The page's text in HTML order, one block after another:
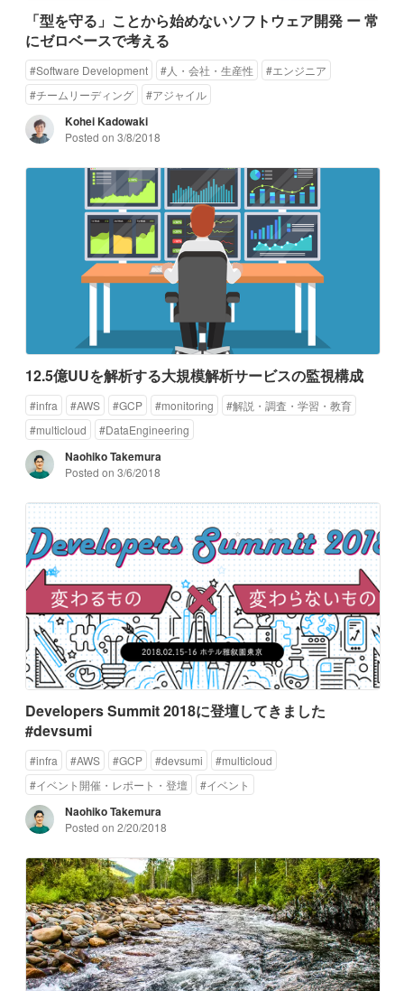
「型を守る」ことから始めないソフトウェア開発 ー 常
にゼロベースで考える
#Software Development #人・会社・生産性 #エンジニア
#チームリーディング #アジャイル
Kohei Kadowaki
Posted on 3/8/2018
12.5億UUを解析する大規模解析サービスの監視構成
#infra #AWS #GCP #monitoring #解説・調査・学習・教育
#multicloud #DataEngineering
Naohiko Takemura
Posted on 3/6/2018
Developers Summit 2018に登壇してきました
#devsumi
#infra #AWS #GCP #devsumi #multicloud
#イベント開催・レポート・登壇 #イベント
Naohiko Takemura
Posted on 2/20/2018